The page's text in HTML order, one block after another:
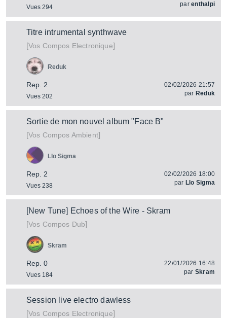
Vues 294
parenthalpi
Titre intrumental synthwave
[Vos Compos Electronique]
Rep. 2
Vues 202
Reduk
02/02/2026 21:57
par Reduk
Sortie de mon nouvel album "Face B"
[Vos Compos Ambient]
Rep. 2
Vues 238
Llo Sigma
02/02/2026 18:00
par Llo Sigma
[New Tune] Echoes of the Wire - Skram
[Vos Compos Dub]
Rep. 0
Vues 184
Skram
22/01/2026 16:48
par Skram
Session live electro dawless
[Vos Compos Electronique]